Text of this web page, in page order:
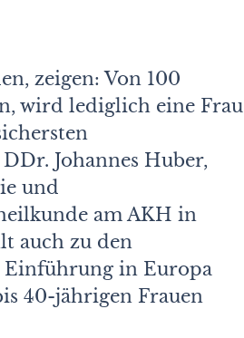
zeigen: Von 100
wird lediglich eine Frau
Johannes Huber,
und
am AKH in
auch zu den
Einführung in Europa
40-jährigen Frauen